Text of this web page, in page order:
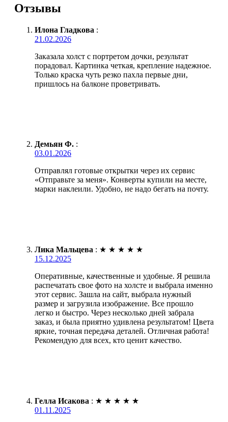
Отзывы
Илона Гладкова :
21.02.2026
Заказала холст с портретом дочки, результат
порадовал. Картинка четкая, крепление надежное.
Только краска чуть резко пахла первые дни,
пришлось на балконе проветривать.
Демьян Ф. :
03.01.2026
Отправлял готовые открытки через их сервис
«Отправьте за меня». Конверты купили на месте,
марки наклеили. Удобно, не надо бегать на почту.
Лика Мальцева : ★ ★ ★ ★ ★
15.12.2025
Оперативные, качественные и удобные. Я решила
распечатать свое фото на холсте и выбрала именно
этот сервис. Зашла на сайт, выбрала нужный
размер и загрузила изображение. Все прошло
легко и быстро. Через несколько дней забрала
заказ, и была приятно удивлена результатом! Цвета
яркие, точная передача деталей. Отличная работа!
Рекомендую для всех, кто ценит качество.
Гелла Исакова : ★ ★ ★ ★ ★
01.11.2025